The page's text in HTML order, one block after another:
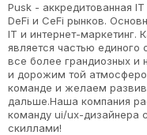
Pusk - аккредитованная
DeFi и CeFi рынков.
IT и интернет-маркетинг.
является частью единого
все более грандиозных и
и дорожим той
команде и желаем
дальше.Наша компания
команду ui/ux-дизайнера
скиллами!